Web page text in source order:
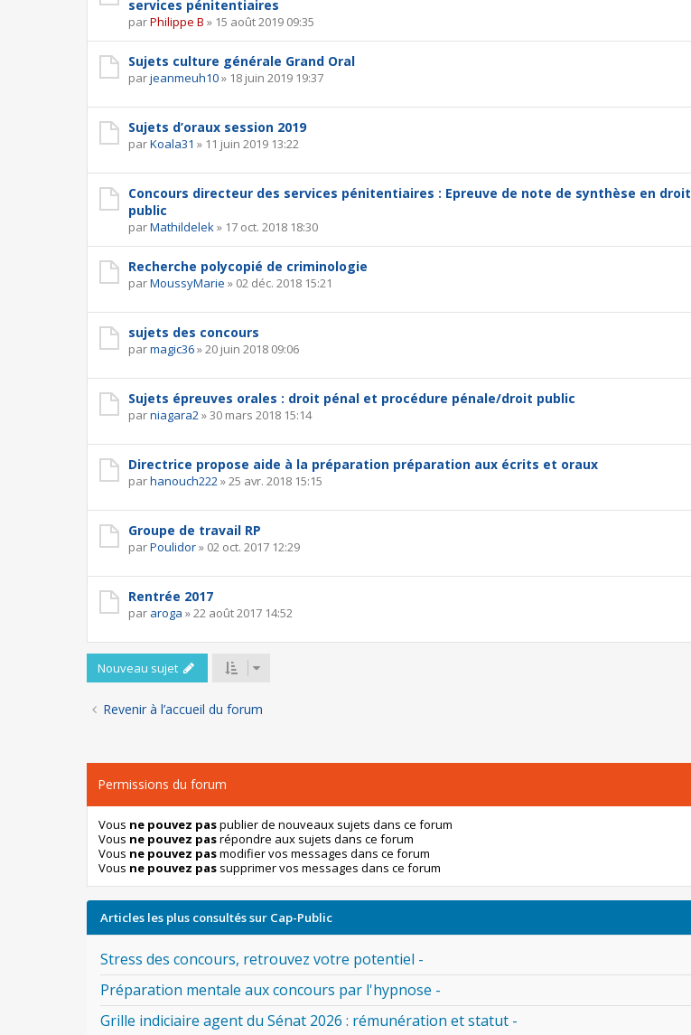
services pénitentiaires
parPhilippe B » 15 août 2019 09:35
Sujets culture générale Grand Oral
parjeanmeuh10» 18 juin 2019 19:37
Sujets d’oraux session 2019
parKoala31 » 11 juin 2019 13:22
Concours directeur des services pénitentiaires : Epreuve de note de synthèse en droit
public
parMathildelek» 17 oct. 2018 18:30
Recherche polycopié de criminologie
parMoussyMarie » 02 déc. 2018 15:21
sujets des concours
parmagic36»20 juin 2018 09:06
Sujets épreuves orales : droit pénal et procédure pénale/droit public
parniagara2»30 mars 2018 15:14
Directrice propose aide à la préparation préparation aux écrits et oraux
parhanouch222»25 avr. 2018 15:15
Groupe de travail RP
parPoulidor» 02 oct. 2017 12:29
Rentrée 2017
par aroga »22 août 2017 14:52
Nouveau sujet
Revenir à l’accueil du forum
Permissions du forum
Vous ne pouvez paspublier de nouveaux sujets dans ce forum
Vous ne pouvez pasrépondre aux sujets dans ce forum
Vous ne pouvez pasmodifier vos messages dans ce forum
Vous ne pouvez pas supprimer vos messages dans ce forum
Articles les plus consultés sur Cap-Public
Stress des concours, retrouvez votre potentiel -
Préparation mentale aux concours par l'hypnose -
Grille indiciaire agent du Sénat 2026 : rémunération et statut -